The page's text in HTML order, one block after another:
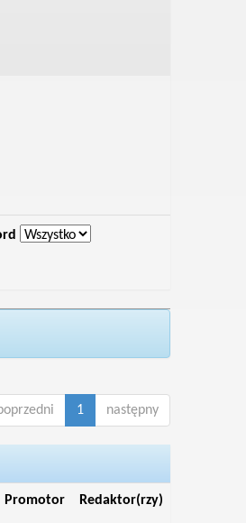
1 następny
Promotor Redaktor(rzy)